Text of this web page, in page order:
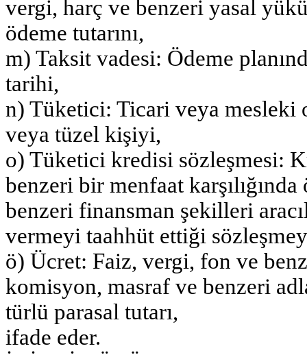
vergi, harç ve benzeri yasal
ödeme tutarını,
m) Taksit vadesi: Ödeme
tarihi,
n) Tüketici: Ticari veya mesleki
veya tüzel kişiyi,
o) Tüketici kredisi sözleşmesi:
benzeri bir menfaat
benzeri finansman şekilleri
vermeyi taahhüt ettiği
ö) Ücret: Faiz, vergi, fon ve
komisyon, masraf ve benzeri
türlü parasal tutarı,
ifade eder.